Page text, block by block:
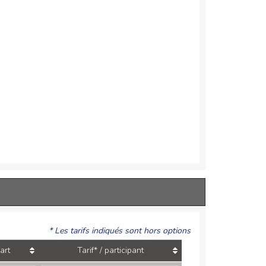
* Les tarifs indiqués sont hors options
Tarif* / participant